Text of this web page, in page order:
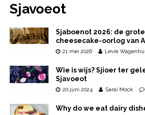
Sjavoeot
Sjaboenot 2026: de
cheesecake-oorlog van
21 mei 2026 Levie
Wie is wijs? Sjioer ter
Sjavoeot
20 juni 2024 Sarai Mock
Why do we eat dairy